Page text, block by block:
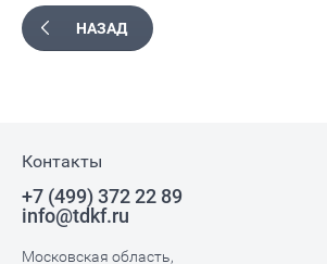
НАЗАД
Контакты
+7 (499) 372 22 89
info@tdkf.ru
Московская область,